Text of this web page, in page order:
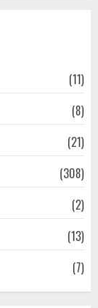
(11)
(8)
(21)
(308)
(2)
(13)
(7)